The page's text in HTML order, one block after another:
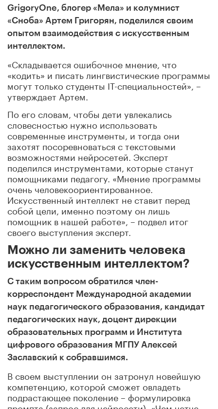
GrigoryOne, блогер «Мела» и колумнист
«Сноба» Артем Григорян, поделился своим
опытом взаимодействия с искусственным
интеллектом.
«Складывается ошибочное мнение, что
«кодить» и писать лингвистические программы
могут только студенты IT-специальностей», –
утверждает Артем.
По его словам, чтобы дети увлекались
словесностью нужно использовать
современные инструменты, и тогда они
захотят посоревноваться с текстовыми
возможностями нейросетей. Эксперт
поделился инструментами, которые станут
помощниками педагогу. «Мнение программы
очень человекоориентированное.
Искусственный интеллект не ставит перед
собой цели, именно поэтому он лишь
помощник в нашей работе», – подвел итог
своего выступления эксперт.
Можно ли заменить человека
искусственным интеллектом?
С таким вопросом обратился член-
корреспондент Международной академии
наук педагогического образования, кандидат
педагогических наук, доцент дирекции
образовательных программ и Института
цифрового образования МГПУ Алексей
Заславский к собравшимся.
В своем выступлении он затронул новейшую
компетенцию, которой сможет овладеть
подрастающее поколение – формулировка